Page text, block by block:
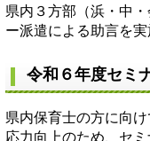
県内３方部（浜・中
ー派遣による助言を実
令和６年度セミ
県内保育士の方に向
応力向上のため、セミ